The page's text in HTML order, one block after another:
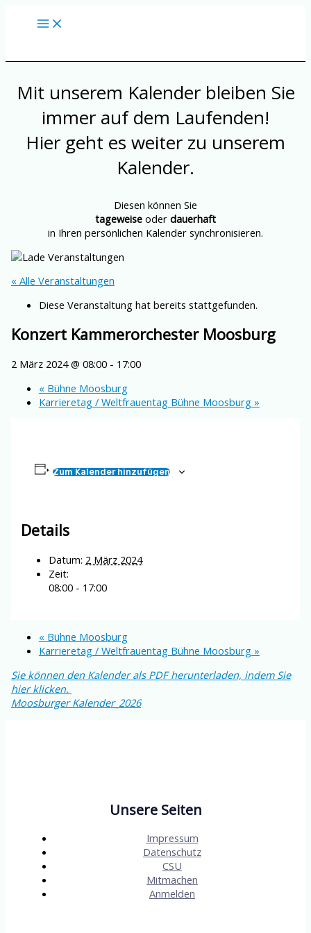
Mit unserem Kalender bleiben Sie
immer auf dem Laufenden!
Hier geht es weiter zu unserem
Kalender.
Diesen können Sie
tageweise oder dauerhaft
in Ihren persönlichen Kalender synchronisieren.
« Alle Veranstaltungen
Diese Veranstaltung hat bereits stattgefunden.
Konzert Kammerorchester Moosburg
2 März 2024 @ 08:00- 17:00
« Bühne Moosburg
Karrieretag / Weltfrauentag Bühne Moosburg »
Zum Kalender hinzufügen
Details
Datum: 2 März 2024
Zeit:
08:00 - 17:00
« Bühne Moosburg
Karrieretag / Weltfrauentag Bühne Moosburg »
Sie können den Kalender als PDF herunterladen, indem Sie
hier klicken.
Moosburger Kalender_2026
Unsere Seiten
Impressum
Datenschutz
CSU
Mitmachen
Anmelden